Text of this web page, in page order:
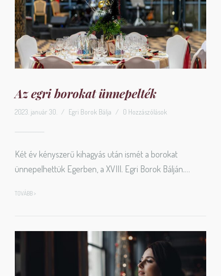
Az egri borokat ünnepelték
2023. január 30. / Egri Borok Bálja / 0 Hozzászólások
Két év kényszerű kihagyás után ismét a borokat
ünnepelhettük Egerben, a XVIII. Egri Borok Bálján.…
TOVÁBB >